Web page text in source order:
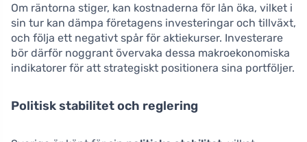
Om räntorna stiger, kan kostnaderna för lån öka, vilket i
sin tur kan dämpa företagens investeringar och tillväxt,
och följa ett negativt spår för aktiekurser. Investerare
bör därför noggrant övervaka dessa makroekonomiska
indikatorer för att strategiskt positionera sina portföljer.
Politisk stabilitet och reglering